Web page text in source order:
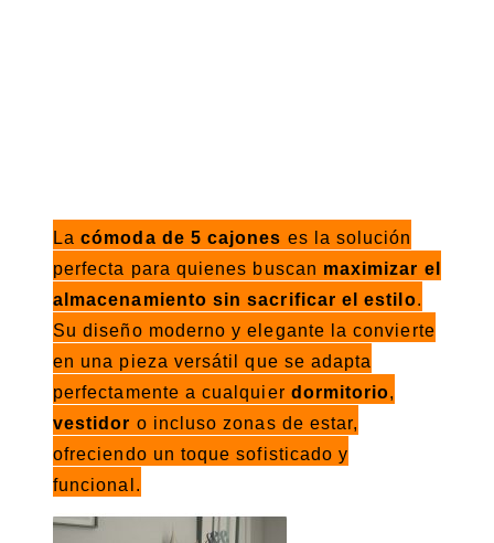
Lacómoda de 5 cajones es la solución
perfecta para quienes buscan maximizar el
almacenamiento sin sacrificar el estilo.
Su diseño moderno y elegante la convierte
en una pieza versátil que se adapta
perfectamente a cualquier dormitorio,
vestidor o incluso zonas de estar,
ofreciendo un toque sofisticado y
funcional.